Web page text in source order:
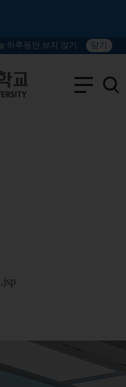
하루동안 보지 않기 닫기